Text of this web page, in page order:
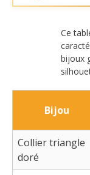
Ce
bijoux
Bijou
Collier triangle
doré